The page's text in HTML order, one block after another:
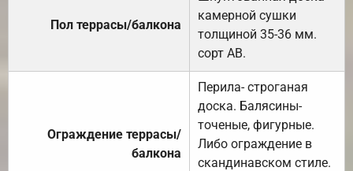
Пол террасы/балкона
камерной сушки
толщиной 35-36 мм.
сорт АВ.
Ограждение террасы/
балкона
Перила- строганая
доска. Балясины-
точеные, фигурные.
Либо ограждение в
скандинавском стиле.